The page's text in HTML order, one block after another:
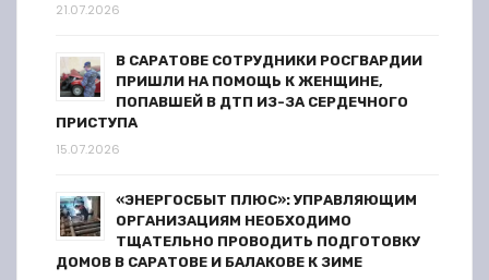
21.07.2026
В САРАТОВЕ СОТРУДНИКИ РОСГВАРДИИ
ПРИШЛИ НА ПОМОЩЬ К ЖЕНЩИНЕ,
ПОПАВШЕЙ В ДТП ИЗ-ЗА СЕРДЕЧНОГО
ПРИСТУПА
15.07.2026
«ЭНЕРГОСБЫТ ПЛЮС»: УПРАВЛЯЮЩИМ
ОРГАНИЗАЦИЯМ НЕОБХОДИМО
ТЩАТЕЛЬНО ПРОВОДИТЬ ПОДГОТОВКУ
ДОМОВ В САРАТОВЕ И БАЛАКОВЕ К ЗИМЕ